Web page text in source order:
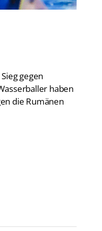
gegen
haben
die Rumänen